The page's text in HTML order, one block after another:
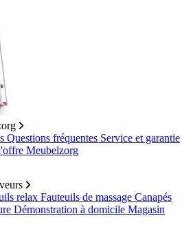
Questions fréquentes Service et garantie
Meubelzorg
relax Fauteuils de massage Canapés
Démonstration à domicile Magasin